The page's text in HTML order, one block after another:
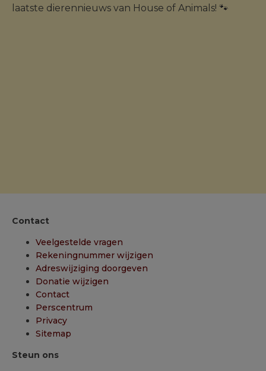
laatste dierennieuws van House of Animals! 🐾
Contact
Veelgestelde vragen
Rekeningnummer wijzigen
Adreswijziging doorgeven
Donatie wijzigen
Contact
Perscentrum
Privacy
Sitemap
Steun ons